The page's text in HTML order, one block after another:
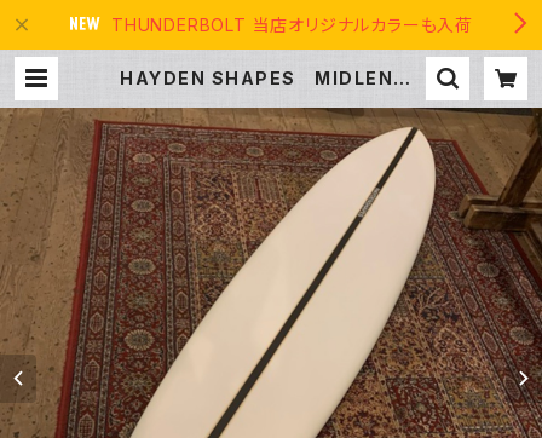
THUNDERBOLT 当店オリジナルカラーも入荷
HAYDEN SHAPES MIDLENGT
イプス ミッドレングス グライダー
| THE USA SURF